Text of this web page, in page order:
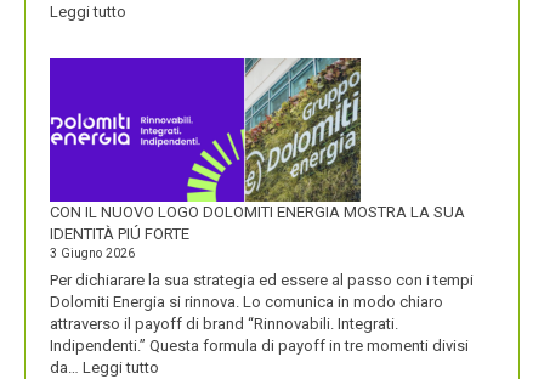
Leggi tutto
CON IL NUOVO LOGO DOLOMITI ENERGIA MOSTRA LA SUA
IDENTITÀ PIÚ FORTE
3 Giugno 2026
Per dichiarare la sua strategia ed essere al passo con i tempi
Dolomiti Energia si rinnova. Lo comunica in modo chiaro
attraverso il payoff di brand “Rinnovabili. Integrati.
Indipendenti.” Questa formula di payoff in tre momenti divisi
da… Leggi tutto